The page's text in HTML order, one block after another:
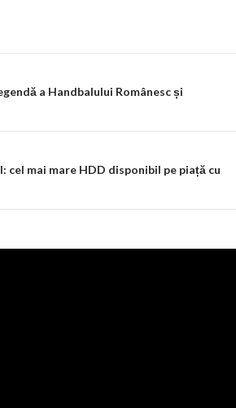
a Handbalului Românesc și
cel mai mare HDD disponibil pe piață cu